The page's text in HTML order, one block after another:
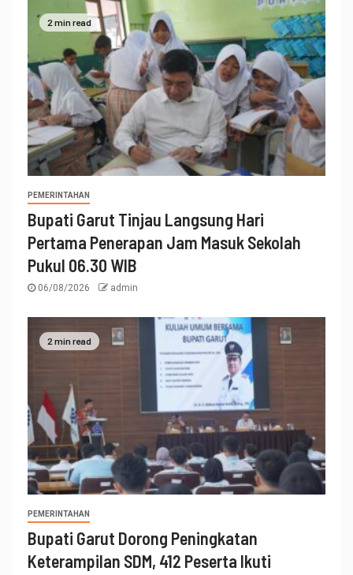
2 min read
PEMERINTAHAN
Bupati Garut Tinjau Langsung Hari
Pertama Penerapan Jam Masuk Sekolah
Pukul 06.30 WIB
06/08/2026 admin
2 min read
PEMERINTAHAN
Bupati Garut Dorong Peningkatan
Keterampilan SDM, 412 Peserta Ikuti